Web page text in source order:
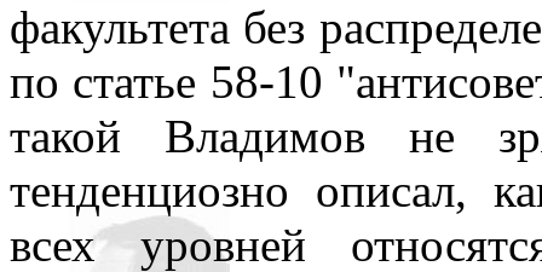
факультета без
по статье 58-10
такой Владимов не
тенденциозно описал,
всех уровней